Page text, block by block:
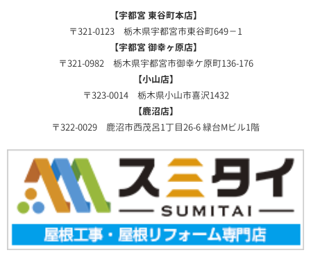
【宇都宮 東谷町本店】
〒321-0123 栃木県宇都宮市東谷町649－1
【宇都宮 御幸ヶ原店】
〒321-0982 栃木県宇都宮市御幸ケ原町136-176
【小山店】
〒323-0014 栃木県小山市喜沢1432
【鹿沼店】
〒322-0029 鹿沼市西茂呂1丁目26-6 緑台Mビル1階